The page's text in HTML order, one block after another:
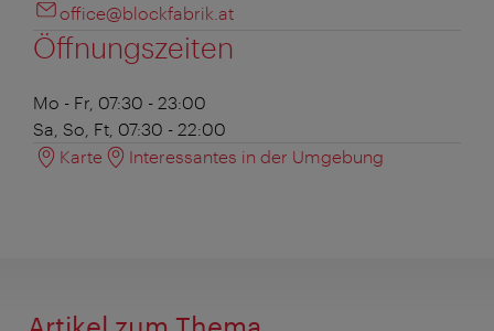
office@blockfabrik.at
Öffnungszeiten
Mo - Fr, 07:30 - 23:00
Sa, So, Ft, 07:30 - 22:00
Karte
Interessantes in der Umgebung